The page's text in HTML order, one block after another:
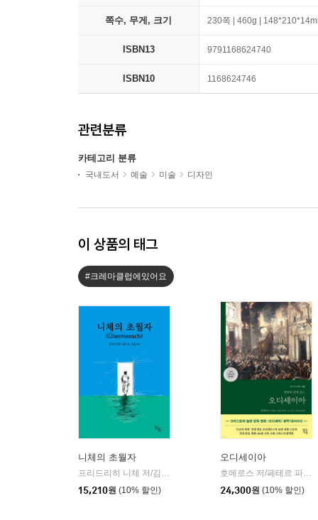
쪽수, 무게, 크기 230쪽 | 460g |
ISBN13 9791168624740
ISBN10 1168624746
관련분류
카테고리 분류
국내도서 예술 미술 디자인
이 상품의 태그
#크레마클럽에있어요
니체의 초월자
프리드리히 니체 저/김철 편역
15,210원 (10% 할인)
오디세이아
호메로스 저/페테르 파울 루벤스 그림/박문재 역
24,300원 (10% 할인)